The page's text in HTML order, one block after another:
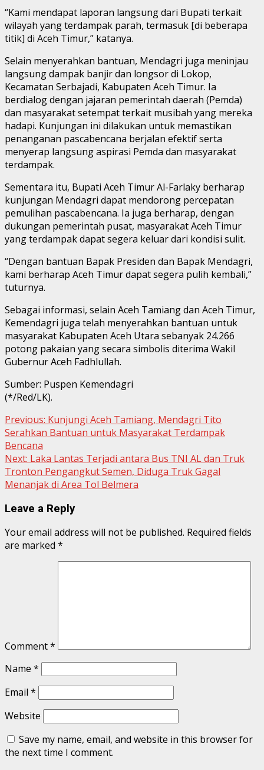
“Kami mendapat laporan langsung dari Bupati terkait
wilayah yang terdampak parah, termasuk [di beberapa
titik] di Aceh Timur,” katanya.
Selain menyerahkan bantuan, Mendagri juga meninjau
langsung dampak banjir dan longsor di Lokop,
Kecamatan Serbajadi, Kabupaten Aceh Timur. Ia
berdialog dengan jajaran pemerintah daerah (Pemda)
dan masyarakat setempat terkait musibah yang mereka
hadapi. Kunjungan ini dilakukan untuk memastikan
penanganan pascabencana berjalan efektif serta
menyerap langsung aspirasi Pemda dan masyarakat
terdampak.
Sementara itu, Bupati Aceh Timur Al-Farlaky berharap
kunjungan Mendagri dapat mendorong percepatan
pemulihan pascabencana. Ia juga berharap, dengan
dukungan pemerintah pusat, masyarakat Aceh Timur
yang terdampak dapat segera keluar dari kondisi sulit.
“Dengan bantuan Bapak Presiden dan Bapak Mendagri,
kami berharap Aceh Timur dapat segera pulih kembali,”
tuturnya.
Sebagai informasi, selain Aceh Tamiang dan Aceh Timur,
Kemendagri juga telah menyerahkan bantuan untuk
masyarakat Kabupaten Aceh Utara sebanyak 24.266
potong pakaian yang secara simbolis diterima Wakil
Gubernur Aceh Fadhlullah.
Sumber: Puspen Kemendagri
(*/Red/LK).
Continue
Reading
Previous: Kunjungi Aceh Tamiang, Mendagri Tito
Serahkan Bantuan untuk Masyarakat Terdampak
Bencana
Next: Laka Lantas Terjadi antara Bus TNI AL dan Truk
Tronton Pengangkut Semen, Diduga Truk Gagal
Menanjak di Area Tol Belmera
Leave a Reply
Your email address will not be published. Required fields
are marked *
Comment*
Name *
Email *
Website
Save my name, email, and website in this browser for
the next time I comment.